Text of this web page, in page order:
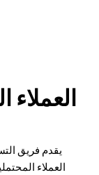
العملاء
يقدم فريق
العملاء